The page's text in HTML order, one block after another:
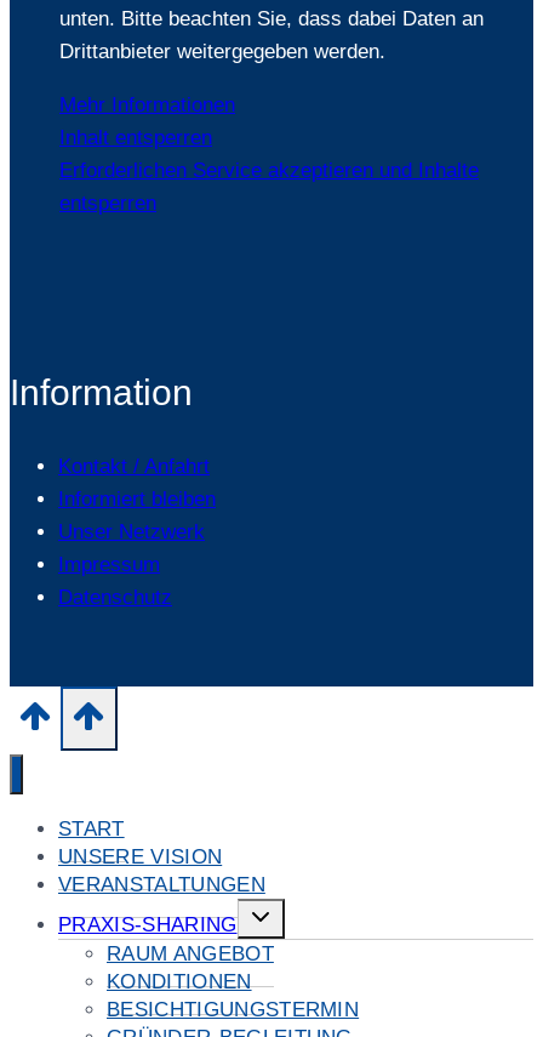
unten. Bitte beachten Sie, dass dabei Daten an
Drittanbieter weitergegeben werden.
Mehr Informationen
Inhalt entsperren
Erforderlichen Service akzeptieren und Inhalte
entsperren
Information
Kontakt / Anfahrt
Informiert bleiben
Unser Netzwerk
Impressum
Datenschutz
START
UNSERE VISION
VERANSTALTUNGEN
PRAXIS-SHARING
Untermenü
umschalten
RAUM ANGEBOT
KONDITIONEN
BESICHTIGUNGSTERMIN